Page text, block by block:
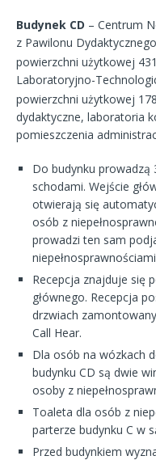
Budynek CD – Centrum
z Pawilonu
powierzchni użytkowej
Laboratoryjno-
powierzchni użytkowej
dydaktyczne, laboratoria
pomieszczenia
Do budynku prowadzą
schodami. Wejście
otwierają się
osób z
prowadzi ten sam
Recepcja znajduje się
głównego. Recepcja
drzwiach
Call Hear.
Dla osób na wózkach
budynku CD są dwie
osoby z
Toaleta dla osób z
parterze budynku C w
Przed budynkiem